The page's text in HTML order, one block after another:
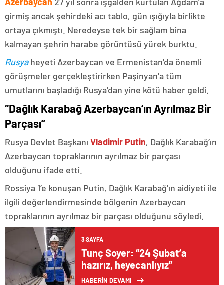
girmiş ancak şehirdeki acı tablo, gün ışığıyla birlikte
ortaya çıkmıştı. Neredeyse tek bir sağlam bina
kalmayan şehrin harabe görüntüsü yürek burktu.
Rusyaheyeti Azerbaycan ve Ermenistan’da önemli
görüşmeler gerçekleştirirken Paşinyan’a tüm
umutlarını başladığı Rusya’dan yine kötü haber geldi.
“Dağlık Karabağ Azerbaycan’ın Ayrılmaz Bir
Parçası”
Rusya Devlet Başkanı Vladimir Putin, Dağlık Karabağ’ın
Azerbaycan topraklarının ayrılmaz bir parçası
olduğunu ifade etti.
Rossiya 1’e konuşan Putin, Dağlık Karabağ’ın aidiyeti ile
ilgili değerlendirmesinde bölgenin Azerbaycan
topraklarının ayrılmaz bir parçası olduğunu söyledi.
3.SAYFA
Tunç Soyer: “24 Şubat’a
hazırız, heyecanlıyız”
HABERİN DEVAMI